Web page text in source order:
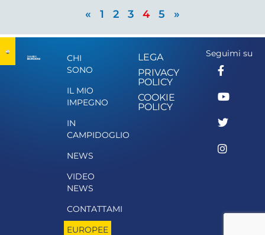
« 1 2 3 4 5 »
CHI
SONO
IL MIO
IMPEGNO
IN
CAMPIDOGLIO
NEWS
VIDEO
NEWS
CONTATTAMI
EUROPEE
LEGA
PRIVACY
POLICY
COOKIE
POLICY
Seguimi su